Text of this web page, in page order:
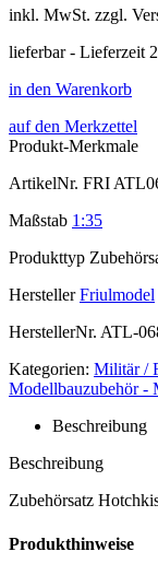
inkl. MwSt. zzgl.
lieferbar - Lieferzeit
in den Warenkorb
auf den Merkzettel
Produkt-Merkmale
ArtikelNr. FRI
Maßstab 1:35
Produkttyp
Hersteller Friulmodel
HerstellerNr. ATL-
Kategorien: Militär /
Modellbauzubehör -
Beschreibung
Beschreibung
Zubehörsatz
Produkthinweise